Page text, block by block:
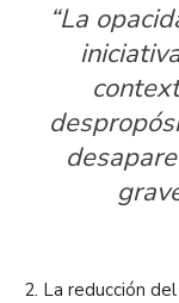
“La
2. La reducción